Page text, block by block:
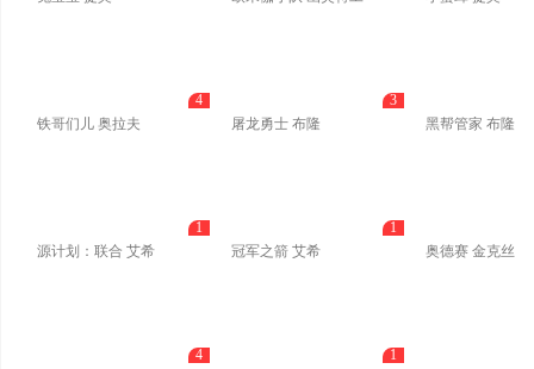
铁哥们儿 奥拉夫
4
屠龙勇士 布隆
3
黑帮管家 布隆
源计划：联合 艾希
1
冠军之箭 艾希
1
奥德赛 金克丝
4
1